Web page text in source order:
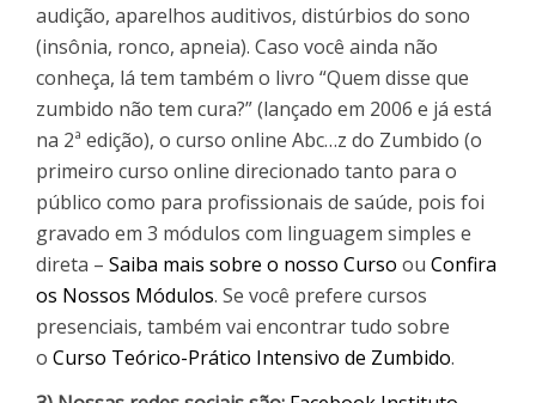
audição, aparelhos auditivos, distúrbios do sono
(insônia, ronco, apneia). Caso você ainda não
conheça, lá tem também o livro “Quem disse que
zumbido não tem cura?” (lançado em 2006 e já está
na 2ª edição), o curso online Abc…z do Zumbido (o
primeiro curso online direcionado tanto para o
público como para profissionais de saúde, pois foi
gravado em 3 módulos com linguagem simples e
direta – Saiba mais sobre o nosso Curso ou Confira
os Nossos Módulos. Se você prefere cursos
presenciais, também vai encontrar tudo sobre
o Curso Teórico-Prático Intensivo de Zumbido.